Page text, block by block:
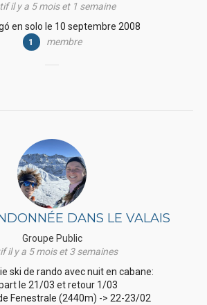
il y a 5 mois et 1 semaine
en solo le 10 septembre 2008
1 membre
DANS LE VALAIS
Groupe Public
il y a 5 mois et 3 semaines
ski de rando avec nuit en cabane:
le 21/03 et retour 1/03
Fenestrale (2440m) -> 22-23/02